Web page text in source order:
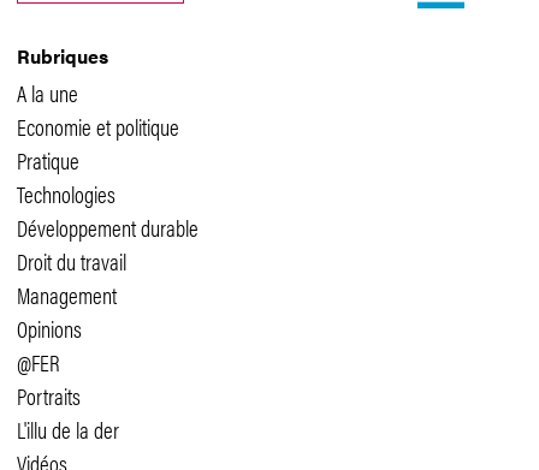
Rubriques
A la une
Economie et politique
Pratique
Technologies
Développement durable
Droit du travail
Management
Opinions
@FER
Portraits
L'illu de la der
Vidéos